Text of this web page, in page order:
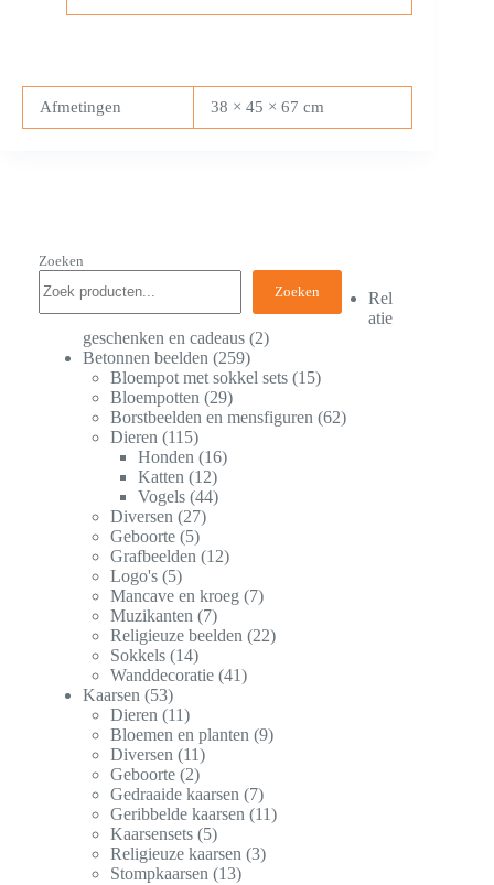
Afmetingen 38 × 45 × 67 cm
Zoeken
Zoeken
Rel
atie
geschenken en cadeaus 2
Betonnen beelden
259
Bloempot met sokkel sets 15
Bloempotten
29
Borstbeelden en mensfiguren 62
Dieren
115
Honden
16
Katten
12
Vogels 44
Diversen
27
Geboorte 5
Grafbeelden
12
Logo's 5
Mancave en kroeg
7
Muzikanten
7
Religieuze beelden
22
Sokkels 14
Wanddecoratie 41
Kaarsen
53
Dieren
11
Bloemen en planten 9
Diversen
11
Geboorte 2
Gedraaide kaarsen
7
Geribbelde kaarsen
11
Kaarsensets 5
Religieuze kaarsen 3
Stompkaarsen
13